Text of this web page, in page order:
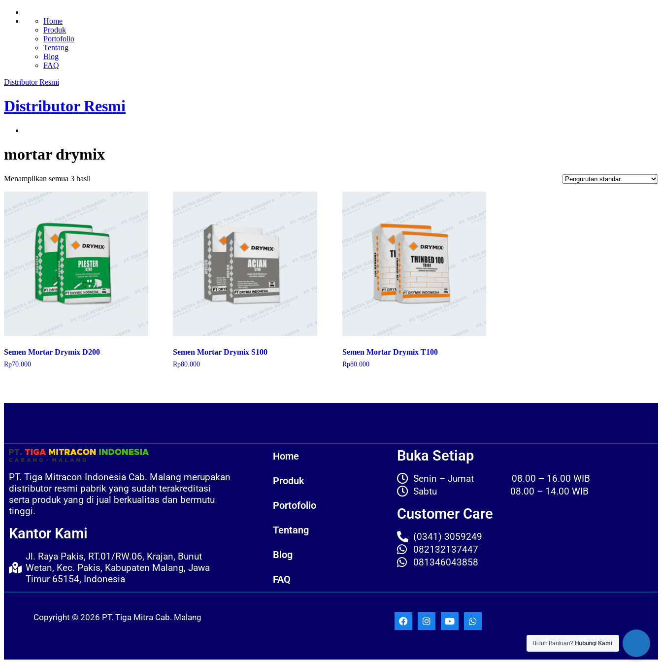
Home
Produk
Portofolio
Tentang
Blog
FAQ
Distributor Resmi
Distributor Resmi
mortar drymix
Menampilkan semua 3 hasil
Semen Mortar Drymix D200
Rp70.000
Semen Mortar Drymix S100
Rp80.000
Semen Mortar Drymix T100
Rp80.000
PT. Tiga Mitracon Indonesia Cab. Malang merupakan
distributor resmi pabrik yang sudah terakreditasi
serta produk yang di jual berkualitas dan bermutu
tinggi.
Kantor Kami
Jl. Raya Pakis, RT.01/RW.06, Krajan, Bunut
Wetan, Kec. Pakis, Kabupaten Malang, Jawa
Timur 65154, Indonesia
Home
Produk
Portofolio
Tentang
Blog
FAQ
Buka Setiap
Senin – Jumat 08.00 – 16.00 WIB
Sabtu 08.00 – 14.00 WIB
Customer Care
(0341) 3059249
082132137447
081346043858
Copyright © 2026 PT. Tiga Mitra Cab. Malang
Butuh Bantuan? Hubungi Kami